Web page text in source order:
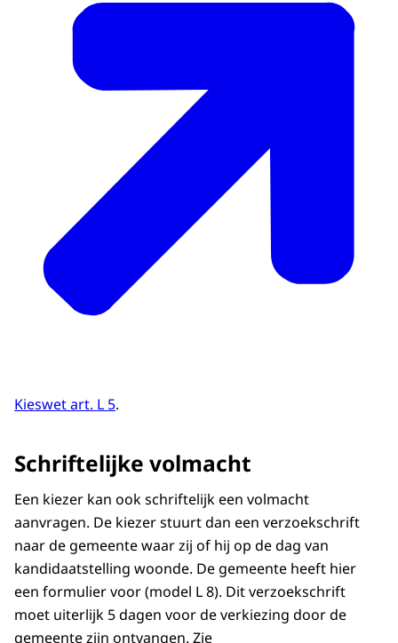
Een identiteitsbewijs mag op de dag van de
verkiezingen maximaal vijf jaar verlopen
zijn.
(Een medewerker geeft Leo's stempas aan
de man naast hem.)
Claudia kan ook de kopie van het
identiteitsbewijs van Leo tonen op haar
tablet of mobiel. Uiteraard moet de kopie
wel goed leesbaar zijn.
(De medewerker bekijkt de kopie.)
Als alle documenten zijn gecontroleerd,
ontvangt Claudia de twee stembiljetten en
volmacht.)
Als een kiezer niet in de gelegenheid is om
op een verkiezingsdag te gaan stemmen,
benadert die persoon zelf iemand om voor
hem te gaan stemmen. De kiezer geeft aan
op welke kandidaat hij wil dat er gestemd
wordt.
De kiezer vult alle gegevens op de
Kieswet art. L 5.
Schriftelijke volmacht
Een kiezer kan ook schriftelijk een volmacht
aanvragen. De kiezer stuurt dan een verzoekschrift
naar de gemeente waar zij of hij op de dag van
kandidaatstelling woonde. De gemeente heeft hier
een formulier voor (model L 8). Dit verzoekschrift
moet uiterlijk 5 dagen voor de verkiezing door de
gemeente zijn ontvangen. Zie